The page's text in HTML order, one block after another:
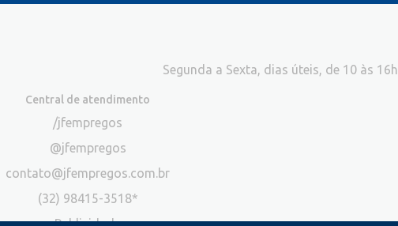
Segunda a Sexta, dias úteis, de 10 às 16h
Central de atendimento
/jfempregos
@jfempregos
contato@jfempregos.com.br
(32) 98415-3518*